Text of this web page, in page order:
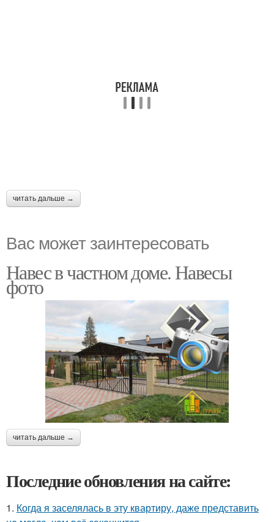
читать дальше →
Вас может заинтересовать
Навес в частном доме. Навесы
фото
читать дальше →
Последние обновления на сайте:
1. Когда я заселялась в эту квартиру, даже представить